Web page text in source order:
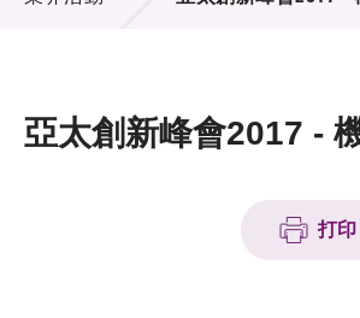
活動及消息
亞太創新峰會2017 -
打印